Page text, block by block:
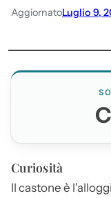
AggiornatoLuglio 9,
Curiosità
Il castone è